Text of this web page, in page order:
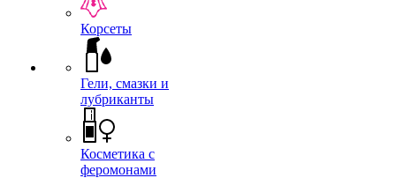
Корсеты
Гели, смазки и
лубриканты
Косметика с
феромонами